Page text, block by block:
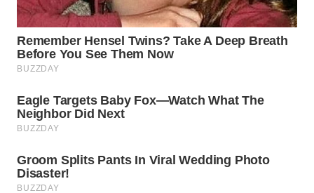
WN
BORNEO
Wahana
Media
WAHANA
NEWS
WAHANA
TANI